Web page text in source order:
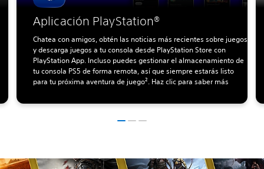
Aplicación PlayStation®
Chatea con amigos, obtén las noticias más recientes sobre juegos
y descarga juegos a tu consola desde PlayStation Store con
PlayStation App. Incluso puedes gestionar el almacenamiento de
tu consola PS5 de forma remota, así que siempre estarás listo
para tu próxima aventura de juego². Haz clic para saber más